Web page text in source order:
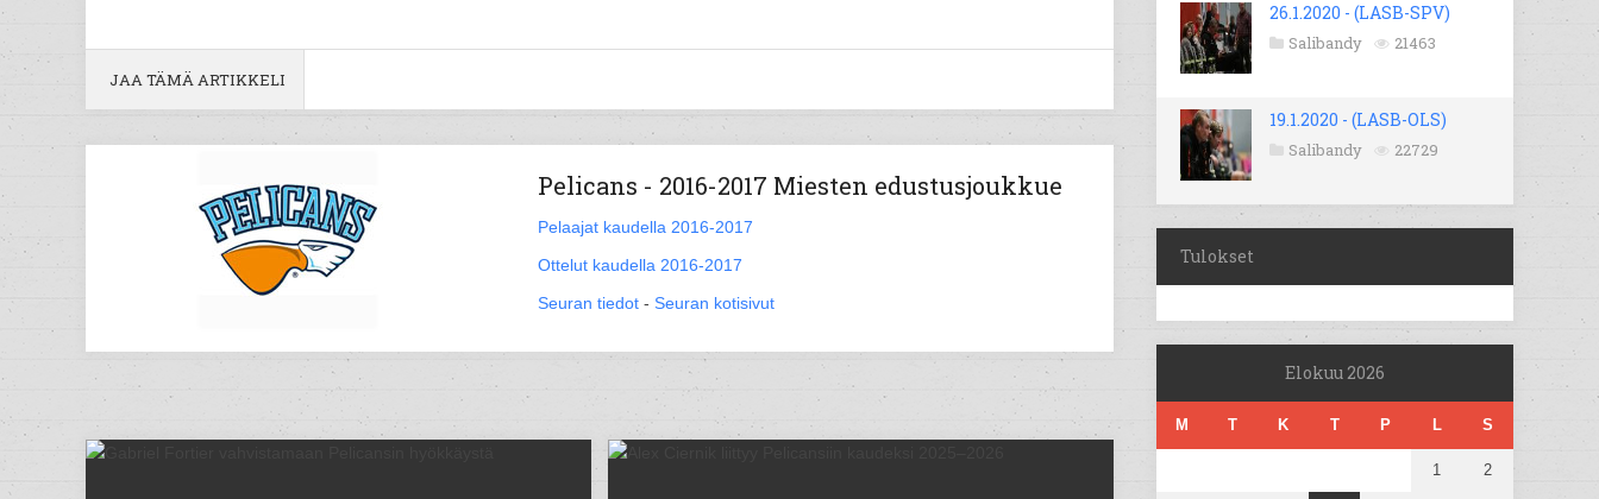
JAA TÄMÄ ARTIKKELI
Pelicans - 2016-2017 Miesten edustusjoukkue
Pelaajat kaudella 2016-2017
Ottelut kaudella 2016-2017
Seuran tiedot - Seuran kotisivut
26.1.2020 - (LASB-SPV)
Salibandy 21463
19.1.2020 - (LASB-OLS)
Salibandy 22729
Tulokset
Elokuu 2026
M T K T P L S
1 2